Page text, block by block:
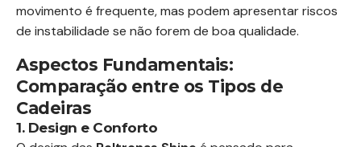
movimento é frequente, mas podem apresentar riscos
de instabilidade se não forem de boa qualidade.
Aspectos Fundamentais:
Comparação entre os Tipos de
Cadeiras
1. Design e Conforto